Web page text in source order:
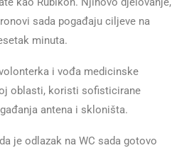
sada pogađaju ciljeve na
minuta.
i vođa medicinske
oblasti, koristi sofisticirane
antena i skloništa.
je odlazak na WC sada gotovo